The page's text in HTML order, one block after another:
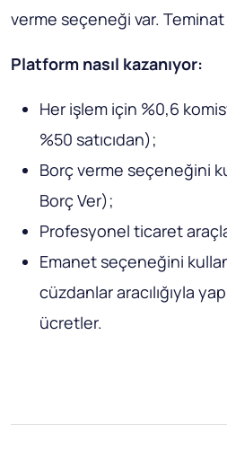
verme seçeneği var.
Platform nasıl kazanıyor:
Her işlem için %0,6
%50 satıcıdan);
Borç verme seçeneğini
Borç Ver);
Profesyonel ticaret
Emanet seçeneğini
cüzdanlar aracılığıyla
ücretler.